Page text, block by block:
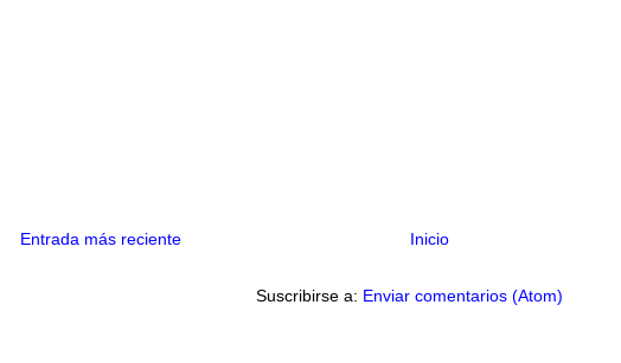
Entrada más reciente Inicio
Suscribirse a: Enviar comentarios (Atom)